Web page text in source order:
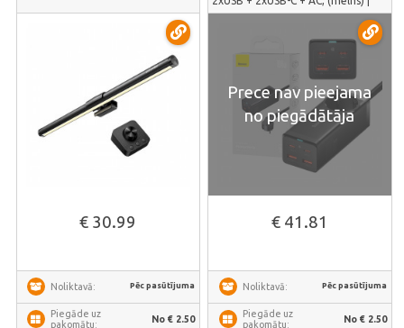
€ 30.99
Noliktavā: Pēc pasūtījuma
Piegāde uz
pakomātu:
No € 2.50
Prece nav pieejama
no piegādātāja
€ 41.81
Noliktavā: Pēc pasūtījuma
Piegāde uz
pakomātu:
No € 2.50